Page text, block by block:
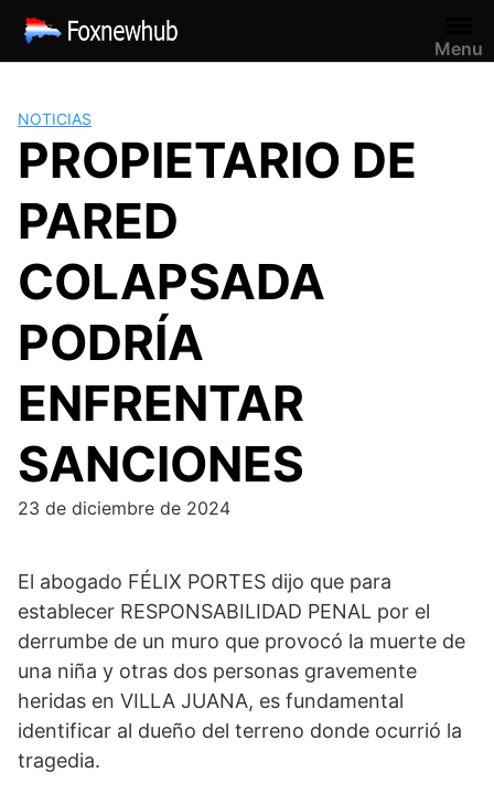
Saltar
contenido
Menu
NOTICIAS
PROPIETARIO DE
PARED
COLAPSADA
PODRÍA
ENFRENTAR
SANCIONES
23 de diciembre de 2024
El abogado FÉLIX PORTES dijo que para
establecer RESPONSABILIDAD PENAL por el
derrumbe de un muro que provocó la muerte de
una niña y otras dos personas gravemente
heridas en VILLA JUANA, es fundamental
identificar al dueño del terreno donde ocurrió la
tragedia.